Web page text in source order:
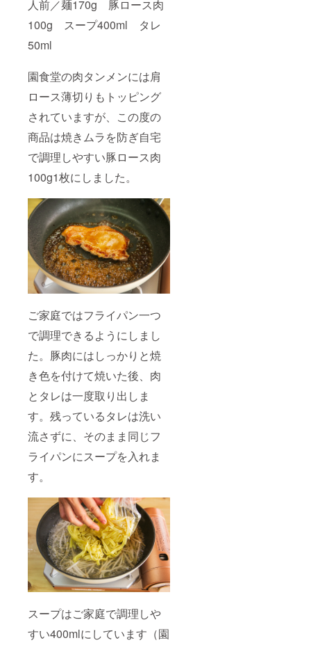
人前／麺170g 豚ロース肉
100g スープ400ml タレ
50ml
園食堂の肉タンメンには肩
ロース薄切りもトッピング
されていますが、この度の
商品は焼きムラを防ぎ自宅
で調理しやすい豚ロース肉
100g1枚にしました。
ご家庭ではフライパン一つ
で調理できるようにしまし
た。豚肉にはしっかりと焼
き色を付けて焼いた後、肉
とタレは一度取り出しま
す。残っているタレは洗い
流さずに、そのまま同じフ
ライパンにスープを入れま
す。
スープはご家庭で調理しや
すい400mlにしています（園